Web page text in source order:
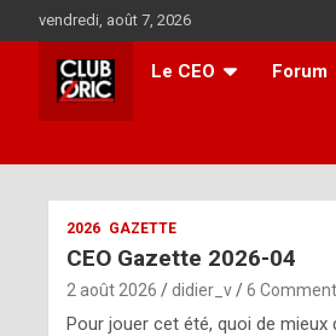
to
content
vendredi, août 7, 2026
Le CEO Forum
2026 GAZETTE
CEO Gazette 2026-04
2 août 2026 didier_v 6
Pour jouer cet été, quoi de mieux